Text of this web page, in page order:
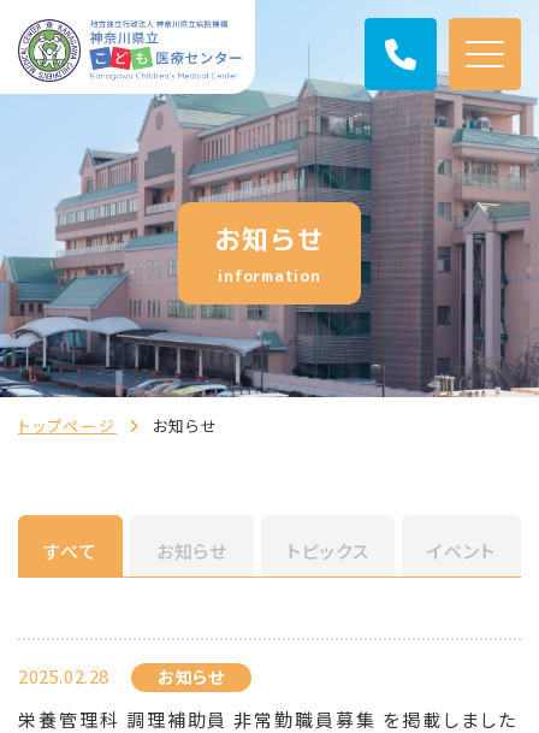
お知らせ
information
トップページ お知らせ
すべて お知らせ トピックス イベント
2025.02.28 お知らせ
栄養管理科 調理補助員 非常勤職員募集 を掲載しました